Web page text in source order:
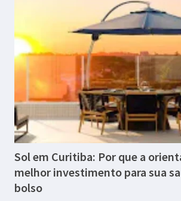
Sol em Curitiba: Por que a
melhor investimento para sua
bolso